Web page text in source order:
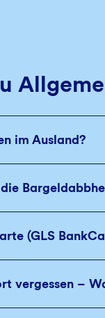
im Ausland?
(GLS
vergessen –